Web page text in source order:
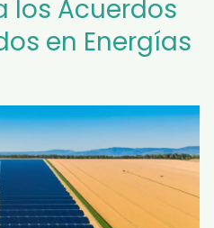
los Acuerdos
en Energías